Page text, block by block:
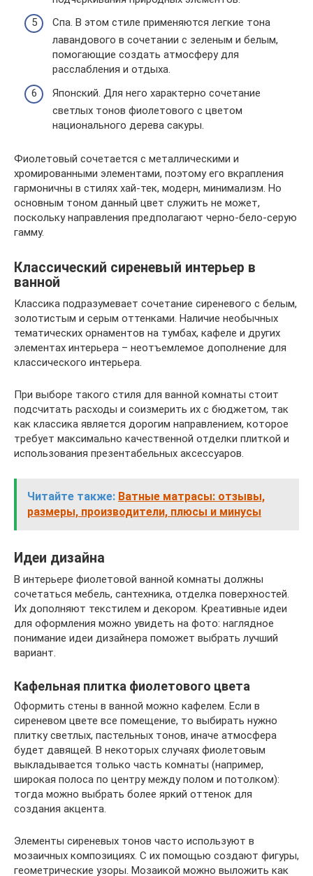
Спа. В этом стиле применяются легкие тона
лавандового в сочетании с зеленым и белым,
помогающие создать атмосферу для
расслабления и отдыха.
Японский. Для него характерно сочетание
светлых тонов фиолетового с цветом
национального дерева сакуры.
Фиолетовый сочетается с металлическими и
хромированными элементами, поэтому его вкрапления
гармоничны в стилях хай-тек, модерн, минимализм. Но
основным тоном данный цвет служить не может,
поскольку направления предполагают черно-бело-серую
гамму.
Классический сиреневый интерьер в
ванной
Классика подразумевает сочетание сиреневого с белым,
золотистым и серым оттенками. Наличие необычных
тематических орнаментов на тумбах, кафеле и других
элементах интерьера – неотъемлемое дополнение для
классического интерьера.
При выборе такого стиля для ванной комнаты стоит
подсчитать расходы и соизмерить их с бюджетом, так
как классика является дорогим направлением, которое
требует максимально качественной отделки плиткой и
использования презентабельных аксессуаров.
Читайте также: Ватные матрасы: отзывы,
размеры, производители, плюсы и минусы
Идеи дизайна
В интерьере фиолетовой ванной комнаты должны
сочетаться мебель, сантехника, отделка поверхностей.
Их дополняют текстилем и декором. Креативные идеи
для оформления можно увидеть на фото: наглядное
понимание идеи дизайнера поможет выбрать лучший
вариант.
Кафельная плитка фиолетового цвета
Оформить стены в ванной можно кафелем. Если в
сиреневом цвете все помещение, то выбирать нужно
плитку светлых, пастельных тонов, иначе атмосфера
будет давящей. В некоторых случаях фиолетовым
выкладывается только часть комнаты (например,
широкая полоса по центру между полом и потолком):
тогда можно выбрать более яркий оттенок для
создания акцента.
Элементы сиреневых тонов часто используют в
мозаичных композициях. С их помощью создают фигуры,
геометрические узоры. Мозаикой можно выложить как